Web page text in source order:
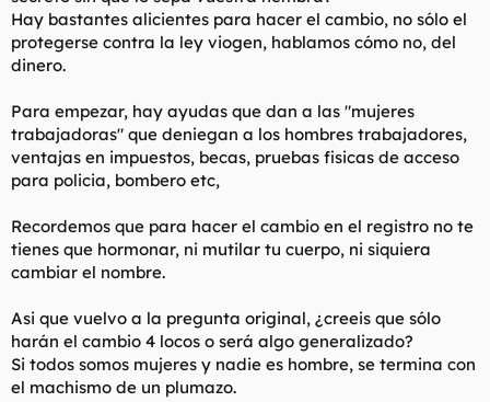
Hay bastantes alicientes para hacer el cambio, no sólo el
protegerse contra la ley viogen, hablamos cómo no, del
dinero.
Para empezar, hay ayudas que dan a las "mujeres
trabajadoras" que deniegan a los hombres trabajadores,
ventajas en impuestos, becas, pruebas fisicas de acceso
para policia, bombero etc,
Recordemos que para hacer el cambio en el registro no te
tienes que hormonar, ni mutilar tu cuerpo, ni siquiera
cambiar el nombre.
Asi que vuelvo a la pregunta original, ¿creeis que sólo
harán el cambio 4 locos o será algo generalizado?
Si todos somos mujeres y nadie es hombre, se termina con
el machismo de un plumazo.